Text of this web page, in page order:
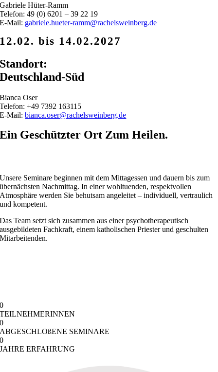
Gabriele Hüter-Ramm
Telefon: 49 (0) 6201 – 39 22 19
E-Mail: gabriele.hueter-ramm@rachelsweinberg.de
12.02. bis 14.02.2027
Standort:
Deutschland-Süd
Bianca Oser
Telefon: +49 7392 163115
E-Mail:bianca.oser@rachelsweinberg.de
Ein Geschützter Ort Zum Heilen.
Unsere Seminare beginnen mit dem Mittagessen und dauern bis zum
übernächsten Nachmittag. In einer wohltuenden, respektvollen
Atmosphäre werden Sie behutsam angeleitet – individuell, vertraulich
und kompetent.
Das Team setzt sich zusammen aus einer psychotherapeutisch
ausgebildeten Fachkraft, einem katholischen Priester und geschulten
Mitarbeitenden.
0
TEILNEHMERINNEN
0
ABGESCHLOßENE SEMINARE
0
JAHRE ERFAHRUNG